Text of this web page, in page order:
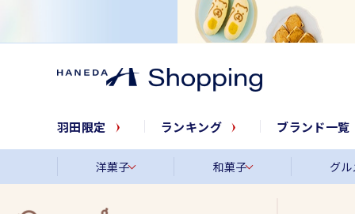
羽田限定 ランキング ブランド一覧
洋菓子 和菓子 グル